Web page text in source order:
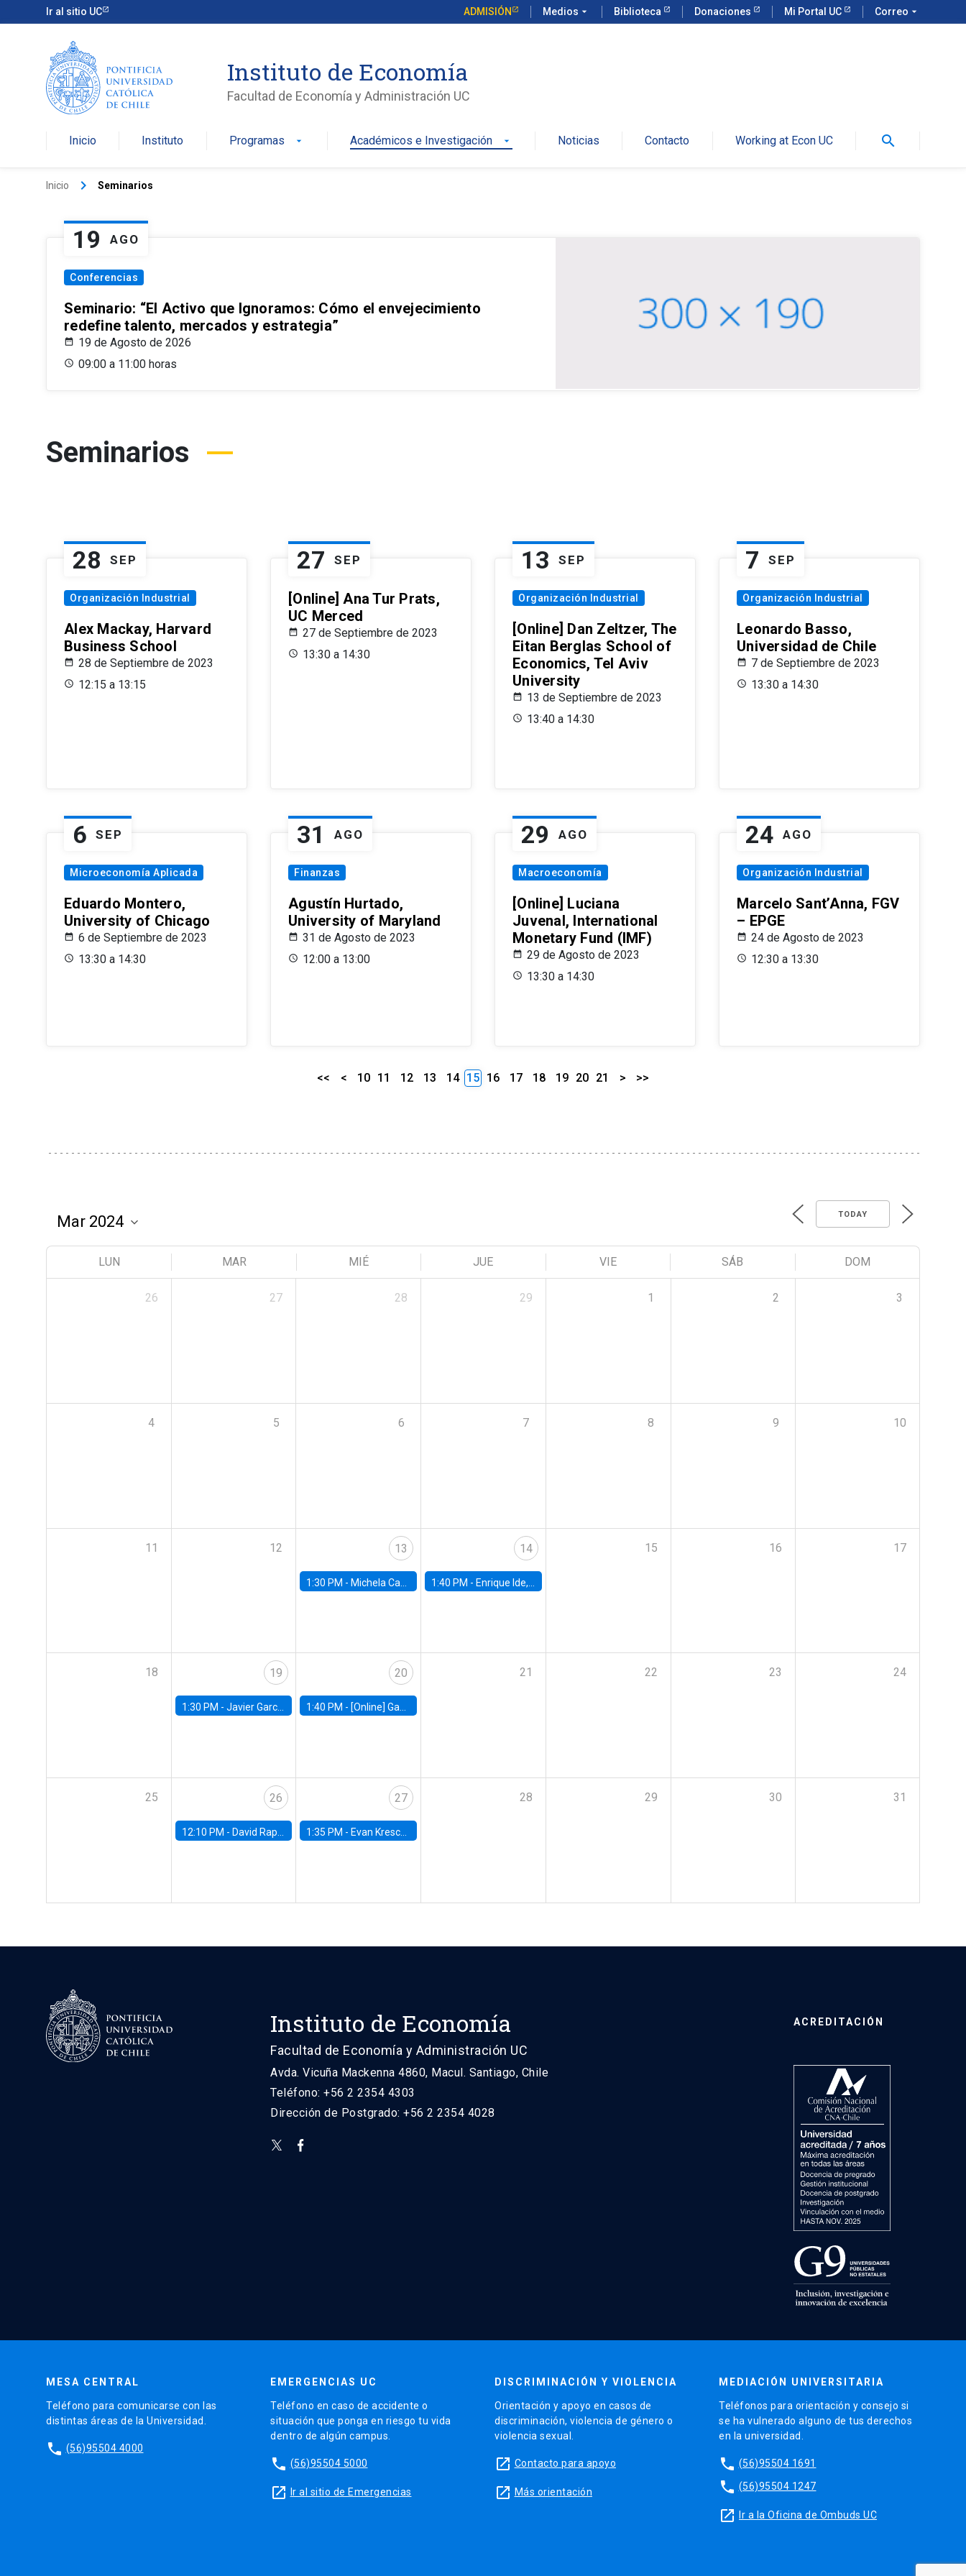
Ir al sitio UC ADMISIÓN Medios arrow_drop_down Biblioteca Donaciones Mi Portal UC Correo arrow_drop_down
Instituto de Economía
Facultad de Economía y Administración UC
Inicio Instituto Programas arrow_drop_down Académicos e Investigación arrow_drop_down Noticias Contacto Working at Econ UC search
Inicio keyboard_arrow_right Seminarios
19 AGO
Conferencias
Seminario: “El Activo que Ignoramos: Cómo el envejecimiento
redefine talento, mercados y estrategia”
19 de Agosto de 2026
09:00 a 11:00 horas
Seminarios
28 SEP
Organización Industrial
Alex Mackay, Harvard
Business School
28 de Septiembre de 2023
12:15 a 13:15
27 SEP
[Online] Ana Tur Prats,
UC Merced
27 de Septiembre de 2023
13:30 a 14:30
13 SEP
Organización Industrial
[Online] Dan Zeltzer, The
Eitan Berglas School of
Economics, Tel Aviv
University
13 de Septiembre de 2023
13:40 a 14:30
7 SEP
Organización Industrial
Leonardo Basso,
Universidad de Chile
7 de Septiembre de 2023
13:30 a 14:30
6 SEP
Microeconomía Aplicada
Eduardo Montero,
University of Chicago
6 de Septiembre de 2023
13:30 a 14:30
31 AGO
Finanzas
Agustín Hurtado,
University of Maryland
31 de Agosto de 2023
12:00 a 13:00
29 AGO
Macroeconomía
[Online] Luciana
Juvenal, International
Monetary Fund (IMF)
29 de Agosto de 2023
13:30 a 14:30
24 AGO
Organización Industrial
Marcelo Sant’Anna, FGV
– EPGE
24 de Agosto de 2023
12:30 a 13:30
<< < 10 11 12 13 14 15 16 17 18 19 20 21 > >>
TODAY
LUN MAR MIÉ JUE VIE SÁB DOM
26 27 28 29 1 2 3
4 5 6 7 8 9 10
11 12 13
1:30 PM - Michela Carlana, Harvard Kennedy School
14
1:40 PM - Enrique Ide, IESE
15 16 17
18 19
1:30 PM - Javier Garcia Cicco, Universidad de San Andres
20
1:40 PM - [Online] Gabriel Englander, World Bank
21 22 23 24
25 26
12:10 PM - David Rappoport, FED Board
27
1:35 PM - Evan Kresch, Oberlin College
28 29 30 31
Instituto de Economía
Facultad de Economía y Administración UC
Avda. Vicuña Mackenna 4860, Macul. Santiago, Chile
Teléfono: +56 2 2354 4303
Dirección de Postgrado: +56 2 2354 4028
ACREDITACIÓN
MESA CENTRAL
Teléfono para comunicarse con las
distintas áreas de la Universidad.
phone (56)95504 4000
EMERGENCIAS UC
Teléfono en caso de accidente o
situación que ponga en riesgo tu vida
dentro de algún campus.
phone (56)95504 5000
launch Ir al sitio de Emergencias
DISCRIMINACIÓN Y VIOLENCIA
Orientación y apoyo en casos de
discriminación, violencia de género o
violencia sexual.
launch Contacto para apoyo
launch Más orientación
MEDIACIÓN UNIVERSITARIA
Teléfonos para orientación y consejo si
se ha vulnerado alguno de tus derechos
en la universidad.
phone (56)95504 1691
phone (56)95504 1247
launch Ir a la Oficina de Ombuds UC